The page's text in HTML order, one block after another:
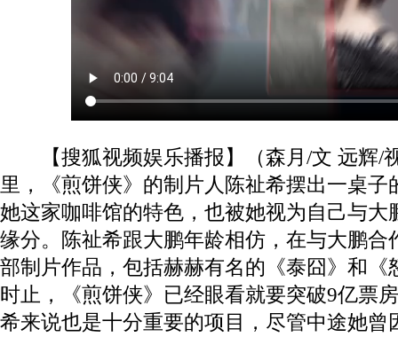
【搜狐视频娱乐播报】（森月/文 远辉/
里，《煎饼侠》的制片人陈祉希摆出一桌子
她这家咖啡馆的特色，也被她视为自己与大
缘分。陈祉希跟大鹏年龄相仿，在与大鹏合
部制片作品，包括赫赫有名的《泰囧》和《
时止，《煎饼侠》已经眼看就要突破9亿票
希来说也是十分重要的项目，尽管中途她曾